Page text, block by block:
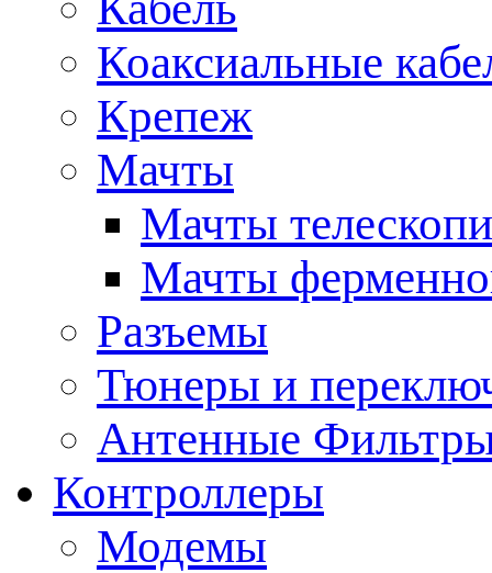
Коаксиальные
Крепеж
Мачты
Мачты
Мачты
Разъемы
Тюнеры и
Антенные
Контроллеры
Модемы